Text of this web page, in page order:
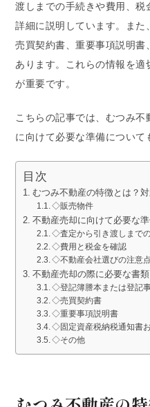
渡しまでの手続きや費用、税
詳細に説明しています。ま
売買契約書、重要事項説明
あります。これらの情報を適
が重要です。
こちらの記事では、むつみ
に向けて必要な準備について
目次
むつみ不動産の特徴とは？
◇販売物件
不動産売却に向けて必要な準
◇査定から引き渡しまで
◇費用と税金を確認
◇不動産会社選びの注意点
不動産売却の際に必要な書類
◇登記簿謄本または登記
◇売買契約書
◇重要事項説明書
◇固定資産税納税通知書
◇その他